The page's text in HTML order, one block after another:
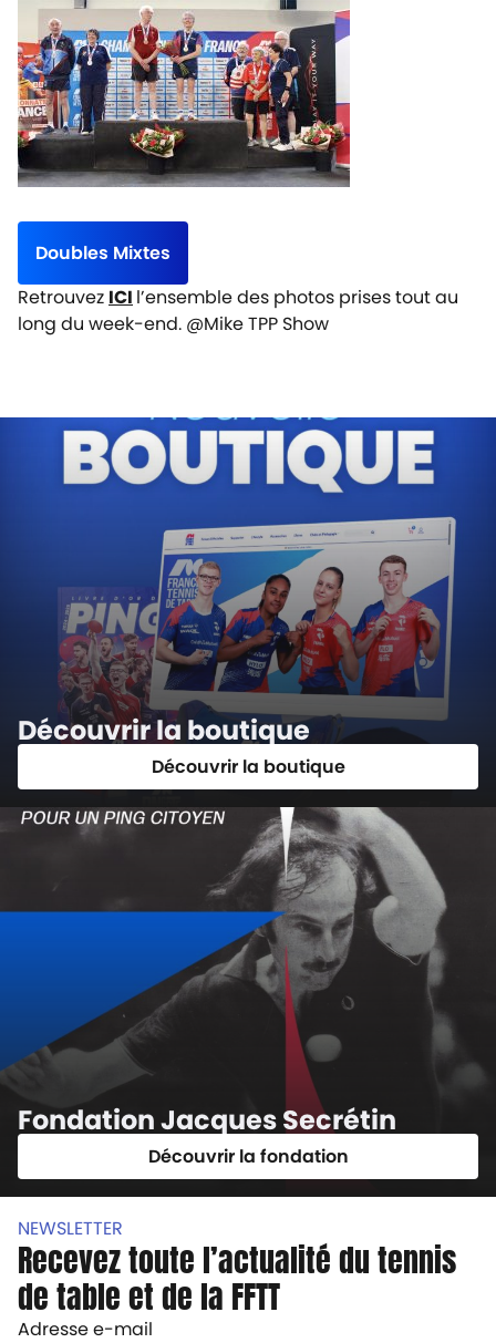
Doubles Mixtes
Retrouvez ICI l’ensemble des photos prises tout au
long du week-end. @Mike TPP Show
Découvrir la boutique
Découvrir la boutique
Fondation Jacques Secrétin
Découvrir la fondation
NEWSLETTER
Recevez toute l’actualité du tennis
de table et de la FFTT
Adresse e-mail